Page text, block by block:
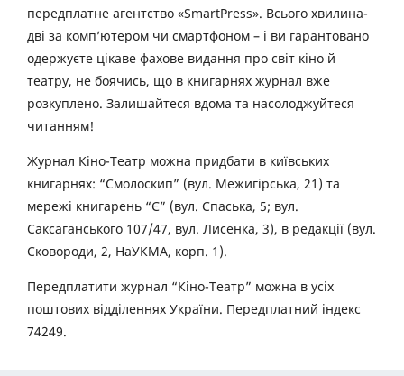
передплатне агентство «SmartPress». Всього хвилина-
дві за комп’ютером чи смартфоном – і ви гарантовано
одержуєте цікаве фахове видання про світ кіно й
театру, не боячись, що в книгарнях журнал вже
розкуплено. Залишайтеся вдома та насолоджуйтеся
читанням!
Журнал Кіно-Театр можна придбати в київських
книгарнях: “Смолоскип” (вул. Межигірська, 21) та
мережі книгарень “Є” (вул. Спаська, 5; вул.
Саксаганського 107/47, вул. Лисенка, 3), в редакції (вул.
Сковороди, 2, НаУКМА, корп. 1).
Передплатити журнал “Кіно-Театр” можна в усіх
поштових відділеннях України. Передплатний індекс
74249.